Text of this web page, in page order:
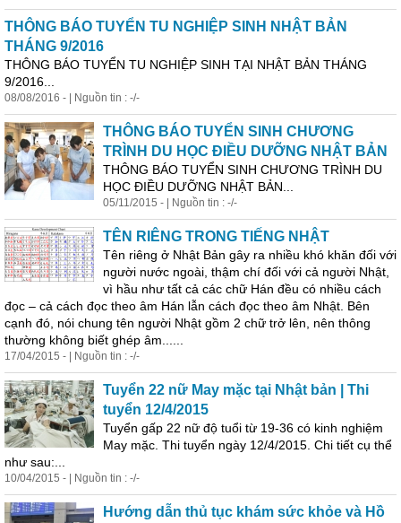
THÔNG BÁO TUYỂN TU NGHIỆP SINH NHẬT BẢN
THÁNG 9/2016
THÔNG BÁO TUYỂN TU NGHIỆP SINH TẠI NHẬT BẢN THÁNG
9/2016...
08/08/2016 - | Nguồn tin : -/-
THÔNG BÁO TUYỂN SINH CHƯƠNG
TRÌNH DU HỌC ĐIỀU DƯỠNG NHẬT BẢN
THÔNG BÁO TUYỂN SINH CHƯƠNG TRÌNH DU
HỌC ĐIỀU DƯỠNG NHẬT BẢN...
05/11/2015 - | Nguồn tin : -/-
TÊN RIÊNG TRONG TIẾNG NHẬT
Tên riêng ở Nhật Bản gây ra nhiều khó khăn đối với
người nước ngoài, thậm chí đối với cả người Nhật,
vì hầu như tất cả các chữ Hán đều có nhiều cách
đọc – cả cách đọc theo âm Hán lẫn cách đọc theo âm Nhật. Bên
cạnh đó, nói chung tên người Nhật gồm 2 chữ trở lên, nên thông
thường không biết ghép âm......
17/04/2015 - | Nguồn tin : -/-
Tuyển 22 nữ May mặc tại Nhật bản | Thi
tuyển 12/4/2015
Tuyển gấp 22 nữ độ tuổi từ 19-36 có kinh nghiệm
May mặc. Thi tuyển ngày 12/4/2015. Chi tiết cụ thể
như sau:...
10/04/2015 - | Nguồn tin : -/-
Hướng dẫn thủ tục khám sức khỏe và Hồ